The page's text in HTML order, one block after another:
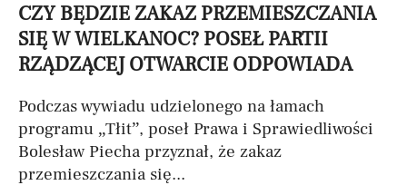
CZY BĘDZIE ZAKAZ PRZEMIESZCZANIA
SIĘ W WIELKANOC? POSEŁ PARTII
RZĄDZĄCEJ OTWARCIE ODPOWIADA
Podczas wywiadu udzielonego na łamach
programu „Tłit”, poseł Prawa i Sprawiedliwości
Bolesław Piecha przyznał, że zakaz
przemieszczania się...